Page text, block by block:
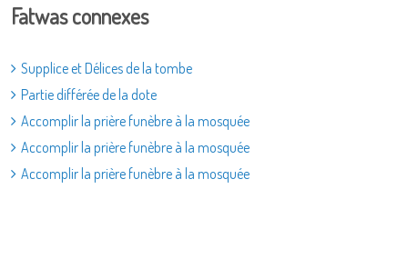
Fatwas connexes
Supplice et Délices de la tombe
Partie différée de la dote
Accomplir la prière funèbre à la mosquée
Accomplir la prière funèbre à la mosquée
Accomplir la prière funèbre à la mosquée